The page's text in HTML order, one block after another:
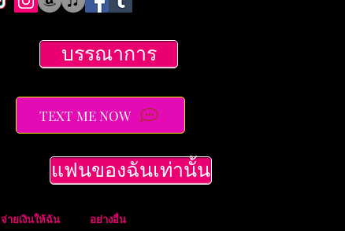
บรรณาการ
TEXT ME NOW
แฟนของฉันเท่านั้น
จ่ายเงินให้ฉัน อย่างอื่น